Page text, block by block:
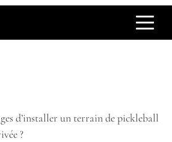
d’installer un terrain de pickleball
?